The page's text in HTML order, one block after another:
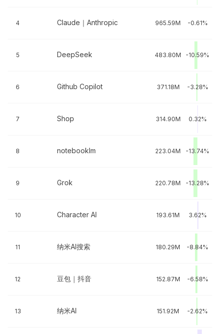
4 Claude｜Anthropic 965.59M -0.61%
5 DeepSeek 483.80M -10.59%
6 Github Copilot 371.18M -3.28%
7 Shop 314.90M 0.32%
8 notebooklm 223.04M -13.74%
9 Grok 220.78M -13.28%
10 Character AI 193.61M 3.62%
11 纳米AI搜索 180.29M -8.84%
12 豆包｜抖音 152.87M -6.58%
13 纳米AI 151.92M -2.62%